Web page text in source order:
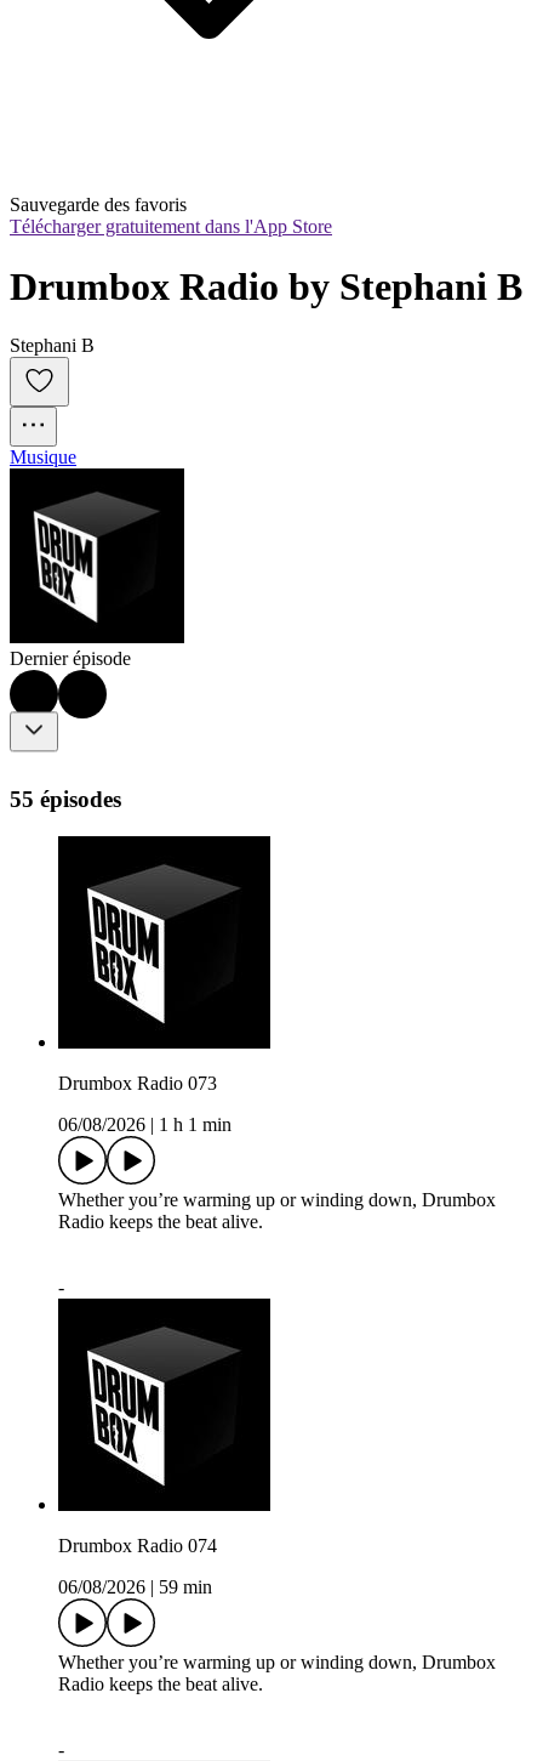
Sauvegarde des favoris
Télécharger gratuitement dans l'App Store
Drumbox Radio by Stephani B
Stephani B
Musique
Dernier épisode
55 épisodes
Drumbox Radio 073
06/08/2026 | 1 h 1 min
Whether you’re warming up or winding down, Drumbox
Radio keeps the beat alive.
-
Drumbox Radio 074
06/08/2026 | 59 min
Whether you’re warming up or winding down, Drumbox
Radio keeps the beat alive.
-